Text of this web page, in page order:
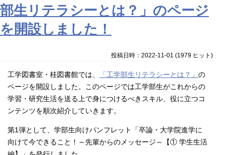
部生リテラシーとは？」のページ
を開設しました！
投稿日時：2022-11-01 (1979 ヒット )
工学図書室・桂図書館では、 「工学部生リテラシーとは？」 の
ページを開設しました。このページでは工学部生がこれからの
学習・研究生活を送る上で身につけるべきスキル、役に立つコ
ンテンツを順次紹介していきます。
第1弾として、学部生向けパンフレット「卒論・大学院進学に
向けて今できること！～先輩からのメッセージ～【① 学生生活